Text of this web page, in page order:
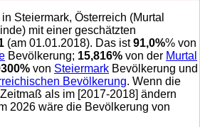
in Steiermark, Österreich (Murtal
mit einer geschätzten
(am 01.01.2018). Das ist91,0%% von
Bevölkerung; 15,816% von der Murtal
% von Steiermark Bevölkerung und
Bevölkerung. Wenn die
als im [2017-2018] ändern
2026 wäre die Bevölkerung von